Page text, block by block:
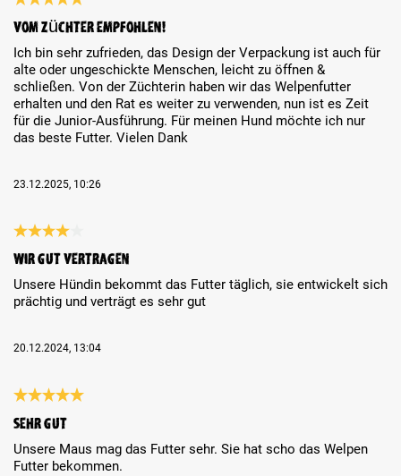
Vom Züchter empfohlen!
Ich bin sehr zufrieden, das Design der Verpackung ist auch für
alte oder ungeschickte Menschen, leicht zu öffnen &
schließen. Von der Züchterin haben wir das Welpenfutter
erhalten und den Rat es weiter zu verwenden, nun ist es Zeit
für die Junior-Ausführung. Für meinen Hund möchte ich nur
das beste Futter. Vielen Dank
23.12.2025, 10:26
Wir gut vertragen
Unsere Hündin bekommt das Futter täglich, sie entwickelt sich
prächtig und verträgt es sehr gut
20.12.2024, 13:04
Sehr gut
Unsere Maus mag das Futter sehr. Sie hat scho das Welpen
Futter bekommen.